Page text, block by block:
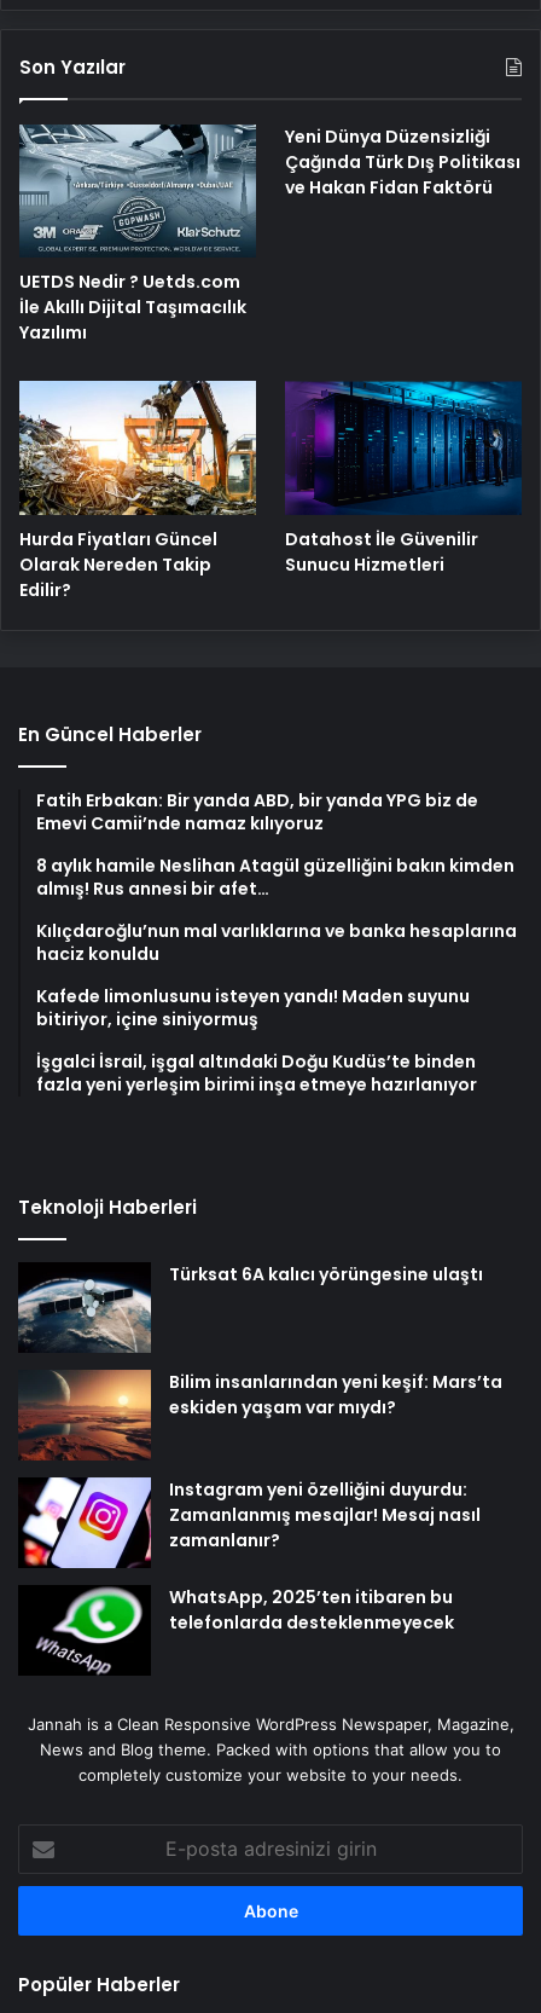
Son Yazılar
UETDS Nedir ? Uetds.com
İle Akıllı Dijital Taşımacılık
Yazılımı
Yeni Dünya Düzensizliği
Çağında Türk Dış Politikası
ve Hakan Fidan Faktörü
Hurda Fiyatları Güncel
Olarak Nereden Takip
Edilir?
Datahost İle Güvenilir
Sunucu Hizmetleri
En Güncel Haberler
Fatih Erbakan: Bir yanda ABD, bir yanda YPG biz de
Emevi Camii’nde namaz kılıyoruz
8 aylık hamile Neslihan Atagül güzelliğini bakın kimden
almış! Rus annesi bir afet…
Kılıçdaroğlu’nun mal varlıklarına ve banka hesaplarına
haciz konuldu
Kafede limonlusunu isteyen yandı! Maden suyunu
bitiriyor, içine siniyormuş
İşgalci İsrail, işgal altındaki Doğu Kudüs’te binden
fazla yeni yerleşim birimi inşa etmeye hazırlanıyor
Teknoloji Haberleri
Türksat 6A kalıcı yörüngesine ulaştı
Bilim insanlarından yeni keşif: Mars’ta
eskiden yaşam var mıydı?
Instagram yeni özelliğini duyurdu:
Zamanlanmış mesajlar! Mesaj nasıl
zamanlanır?
WhatsApp, 2025’ten itibaren bu
telefonlarda desteklenmeyecek
Jannah is a Clean Responsive WordPress Newspaper, Magazine,
News and Blog theme. Packed with options that allow you to
completely customize your website to your needs.
posta
adresinizi
Popüler Haberler